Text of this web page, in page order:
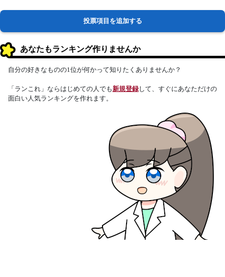
投票項目を追加する
あなたもランキング作りませんか
自分の好きなものの1位が何かって知りたくありませんか？
「ランこれ」ならはじめての人でも新規登録して、すぐにあなただけの
面白い人気ランキングを作れます。